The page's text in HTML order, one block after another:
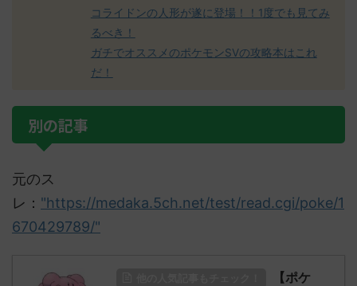
コライドンの人形が遂に登場！！1度でも見てみ
るべき！
ガチでオススメのポケモンSVの攻略本はこれ
だ！
別の記事
元のス
レ： "https://medaka.5ch.net/test/read.cgi/poke/1
670429789/"
【ポケ